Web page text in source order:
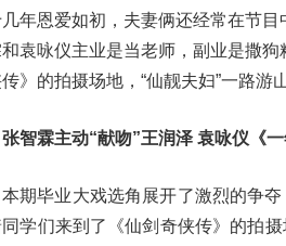
年恩爱如初，夫妻俩还经常在节
袁咏仪主业是当老师，副业是撒
》的拍摄场地，“仙靓夫妇”一路游
张智霖主动“献吻”王润泽 袁咏仪《
本期毕业大戏选角展开了激烈的争
学们来到了《仙剑奇侠传》的拍